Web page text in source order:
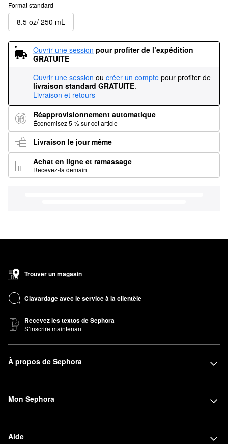
Format standard
8.5 oz/ 250 mL
Ouvrir une session pour profiter de l’expédition
GRATUITE
Ouvrir une session ou créer un compte pour profiter de
livraison standard GRATUITE.
Livraison et retours
Réapprovisionnement automatique
Économisez 5 % sur cet article
Livraison le jour même
Achat en ligne et ramassage
Recevez-la demain
Trouver un magasin
Clavardage avec le service à la clientèle
Recevez les textos de Sephora
S’inscrire maintenant
À propos de Sephora
Mon Sephora
Aide